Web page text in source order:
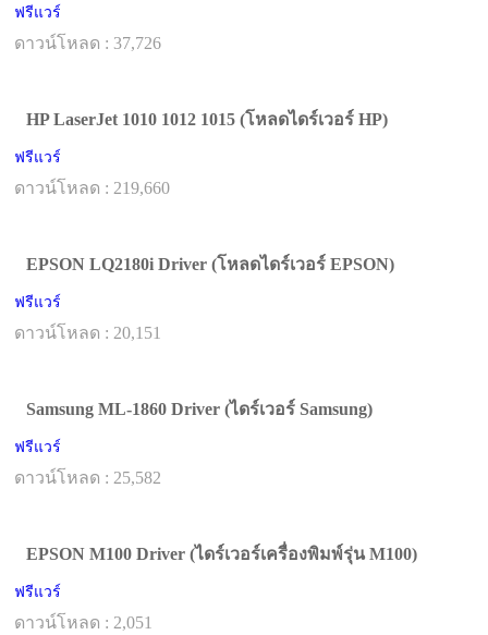
ฟรีแวร์
ดาวน์โหลด : 37,726
HP LaserJet 1010 1012 1015 (โหลดไดร์เวอร์ HP)
ฟรีแวร์
ดาวน์โหลด : 219,660
EPSON LQ2180i Driver (โหลดไดร์เวอร์ EPSON)
ฟรีแวร์
ดาวน์โหลด : 20,151
Samsung ML-1860 Driver (ไดร์เวอร์ Samsung)
ฟรีแวร์
ดาวน์โหลด : 25,582
EPSON M100 Driver (ไดร์เวอร์เครื่องพิมพ์รุ่น M100)
ฟรีแวร์
ดาวน์โหลด : 2,051